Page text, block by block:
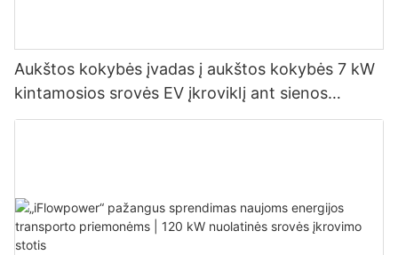
Aukštos kokybės įvadas į aukštos kokybės 7 kW
kintamosios srovės EV įkroviklį ant sienos
montuojamas didmeninė prekyba – iFlowpower